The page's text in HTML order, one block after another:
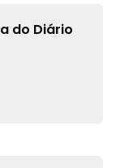
do Diário